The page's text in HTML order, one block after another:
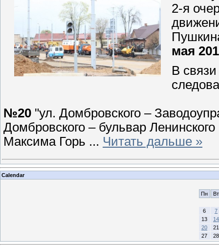
2-я
мая
В
№20 "ул. Домбровского –
Домбровского – бульвар
Максима Горь ... Читать дальше »
Calendar
Пн Вт
6
7
13
14
20
21
27
28